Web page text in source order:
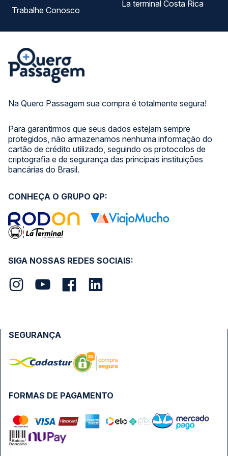
Na Quero Passagem sua compra é totalmente segura!
Para garantirmos que seus dados estejam sempre
protegidos, não armazenamos nenhuma informação do
cartão de crédito utilizado, seguindo os protocolos de
criptografia e de segurança das principais instituições
bancárias do Brasil.
Trabalhe Conosco
La terminal Costa Rica
SIGA NOSSAS REDES SOCIAIS:
CONHEÇA O GRUPO QP:
FORMAS DE PAGAMENTO
SEGURANÇA